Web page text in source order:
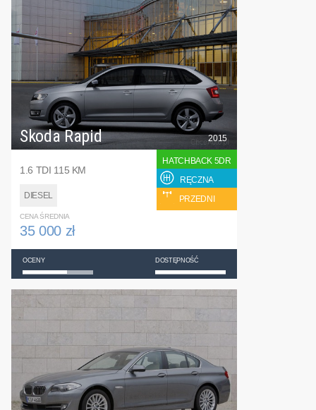
Skoda Rapid
1.6 TDI 115 KM
DIESEL
2015
HATCHBACK 5DR
RĘCZNA
PRZEDNI
CENA ŚREDNIA
35 000 zł
OCENY DOSTĘPNOŚĆ